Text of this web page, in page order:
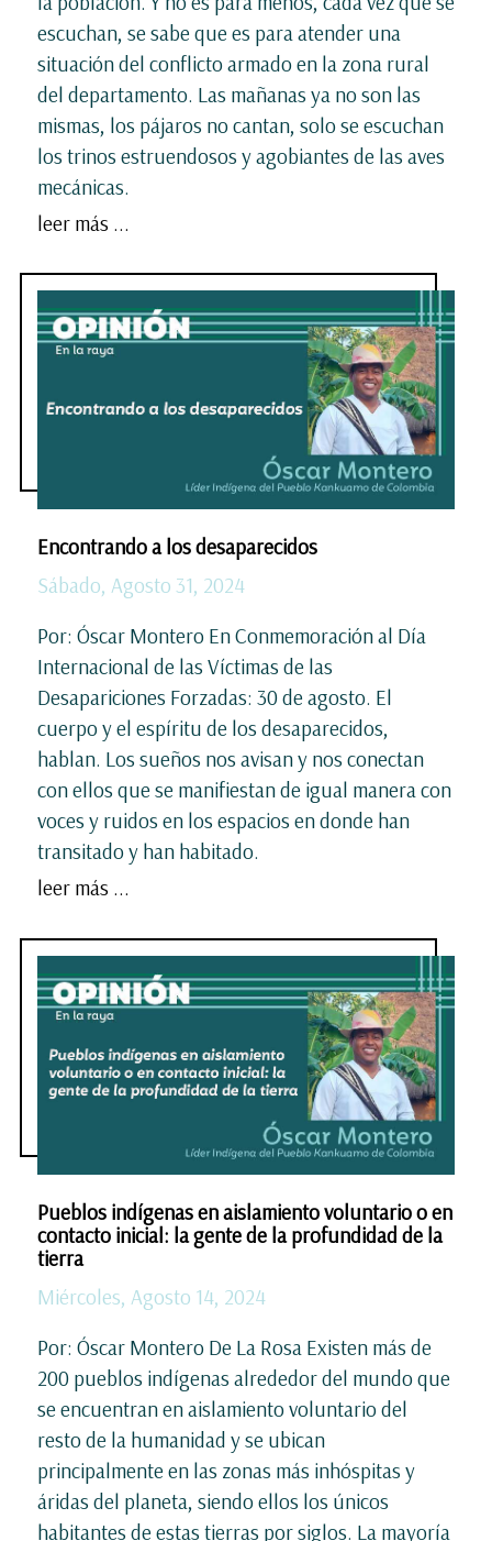
escuchan, se sabe que es para atender una
situación del conflicto armado en la zona rural
del departamento. Las mañanas ya no son las
mismas, los pájaros no cantan, solo se escuchan
los trinos estruendosos y agobiantes de las aves
mecánicas.
leer más ...
Encontrando a los desaparecidos
Sábado, Agosto 31, 2024
Por: Óscar Montero En Conmemoración al Día
Internacional de las Víctimas de las
Desapariciones Forzadas: 30 de agosto. El
cuerpo y el espíritu de los desaparecidos,
hablan. Los sueños nos avisan y nos conectan
con ellos que se manifiestan de igual manera con
voces y ruidos en los espacios en donde han
transitado y han habitado.
leer más ...
Pueblos indígenas en aislamiento voluntario o en
contacto inicial: la gente de la profundidad de la
tierra
Miércoles, Agosto 14, 2024
Por: Óscar Montero De La Rosa Existen más de
200 pueblos indígenas alrededor del mundo que
se encuentran en aislamiento voluntario del
resto de la humanidad y se ubican
principalmente en las zonas más inhóspitas y
áridas del planeta, siendo ellos los únicos
habitantes de estas tierras por siglos. La mayoría